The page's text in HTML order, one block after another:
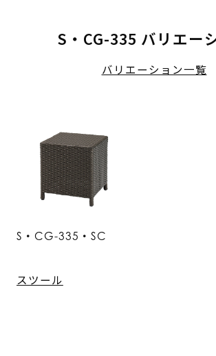
S・CG-335 バリエー
バリエーション一覧
S・CG-335・SC
スツール